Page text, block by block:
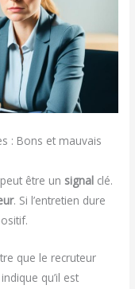
: Bons et mauvais
être un signal clé.
. Si l’entretien dure
que le recruteur
qu’il est